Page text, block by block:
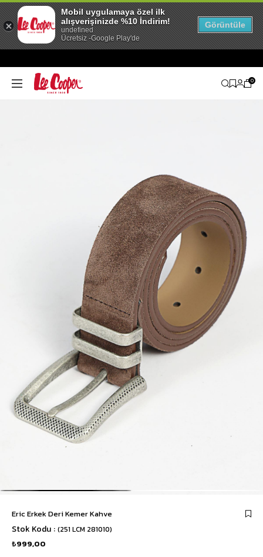
0
Eric Erkek Deri Kemer Kahve
Stok Kodu (251 LCM 281010)
₺999,00
Mobil uygulamaya özel ilk
alışverişinizde %10 İndirim!
undefined
Ücretsiz -Google Play'de
Görüntüle